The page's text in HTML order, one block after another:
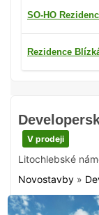
V prodeji
Litochlebské
Novostavby »
SO-HO
Rezidence